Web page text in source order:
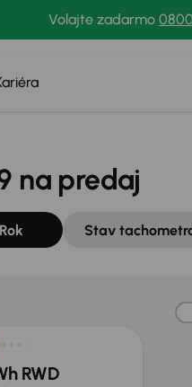
Volajte zadarmo
na predaj
Rok Stav
RWD